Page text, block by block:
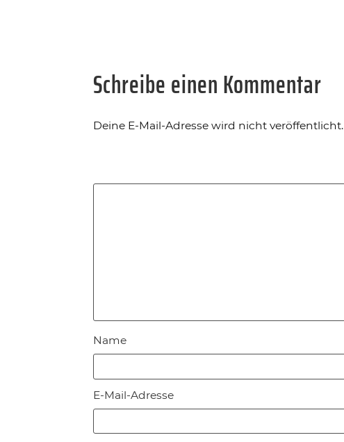
Schreibe einen Kommentar
Deine E-Mail-Adresse wird nicht veröffentlicht.
Name
E-Mail-Adresse